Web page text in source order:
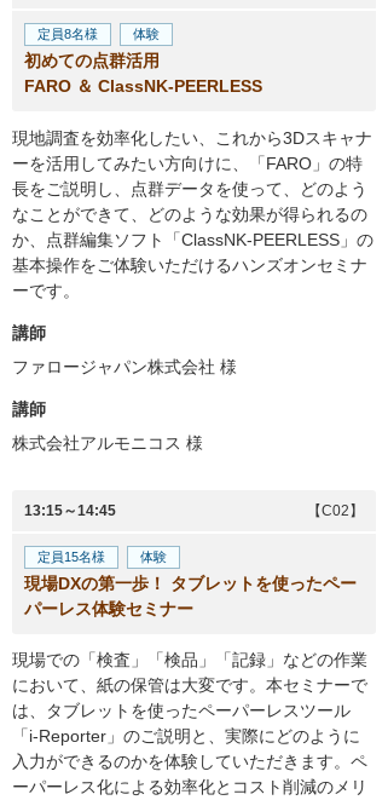
定員8名様 体験
初めての点群活用
FARO ＆ ClassNK-PEERLESS
現地調査を効率化したい、これから3Dスキャナ
ーを活用してみたい方向けに、「FARO」の特
長をご説明し、点群データを使って、どのよう
なことができて、どのような効果が得られるの
か、点群編集ソフト「ClassNK-PEERLESS」の
基本操作をご体験いただけるハンズオンセミナ
ーです。
講師
ファロージャパン株式会社 様
講師
株式会社アルモニコス 様
13:15～14:45 【C02】
定員15名様 体験
現場DXの第一歩！ タブレットを使ったペー
パーレス体験セミナー
現場での「検査」「検品」「記録」などの作業
において、紙の保管は大変です。本セミナーで
は、タブレットを使ったペーパーレスツール
「i-Reporter」のご説明と、実際にどのように
入力ができるのかを体験していただきます。ペ
ーパーレス化による効率化とコスト削減のメリ